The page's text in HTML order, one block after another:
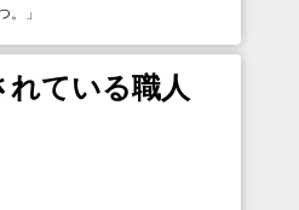
。 」
れている職人